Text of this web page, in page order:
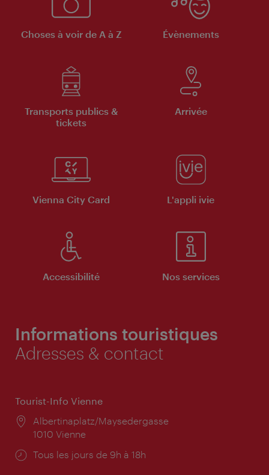
Choses à voir de A à Z Évènements
Transports publics &
tickets
Arrivée
Vienna City Card L'appli ivie
Accessibilité Nos services
Informations touristiques
Adresses & contact
Tourist-Info Vienne
Lieu:
Albertinaplatz/Maysedergasse
1010 Vienne
Horaires
Tous les jours de 9h à 18h